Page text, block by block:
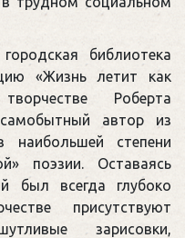
библиотека
«Жизнь летит как
Роберта
автор из
наибольшей степени
поэзии. Оставаясь
был всегда глубоко
присутствуют
зарисовки,